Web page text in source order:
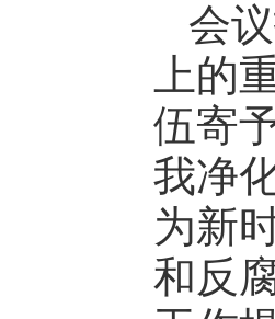
会
上的
伍寄
我净
为新
和反